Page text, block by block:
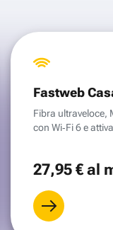
Fastweb
Fibra ultraveloce,
con Wi‑Fi 6 e
27,95 €al